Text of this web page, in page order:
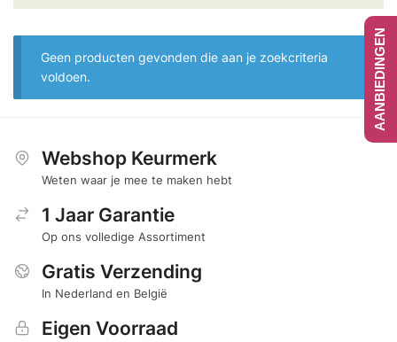
Geen producten gevonden die aan je zoekcriteria
voldoen.
Webshop Keurmerk
Weten waar je mee te maken hebt
1 Jaar Garantie
Op ons volledige Assortiment
Gratis Verzending
In Nederland en België
Eigen Voorraad
AANBIEDINGEN